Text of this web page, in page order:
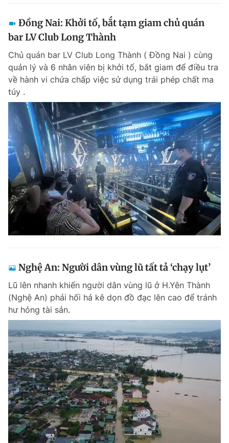
Đồng Nai: Khởi tố, bắt tạm giam chủ quán
bar LV Club Long Thành
Chủ quán bar LV Club Long Thành ( Đồng Nai ) cùng
quản lý và 6 nhân viên bị khởi tố, bắt giam để điều tra
về hành vi chứa chấp việc sử dụng trái phép chất ma
túy .
Nghệ An: Người dân vùng lũ tất tả ‘chạy lụt’
Lũ lên nhanh khiến người dân vùng lũ ở H.Yên Thành
(Nghệ An) phải hối hả kê dọn đồ đạc lên cao để tránh
hư hỏng tài sản.